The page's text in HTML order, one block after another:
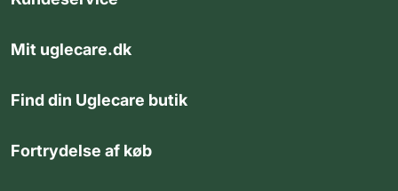
Mit uglecare.dk
Find din Uglecare butik
Fortrydelse af køb